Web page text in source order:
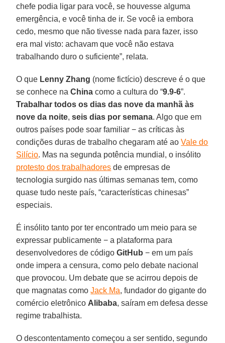
chefe podia ligar para você, se houvesse alguma
emergência, e você tinha de ir. Se você ia embora
cedo, mesmo que não tivesse nada para fazer, isso
era mal visto: achavam que você não estava
trabalhando duro o suficiente”, relata.
O que Lenny Zhang (nome fictício) descreve é o que
se conhece naChina como a cultura do “9.9-6”.
Trabalhar todos os dias das nove da manhã às
nove da noite,seis dias por semana. Algo que em
outros países pode soar familiar − as críticas às
condições duras de trabalho chegaram até aoVale do
Silício. Mas na segunda potência mundial, o insólito
protesto dos trabalhadores de empresas de
tecnologia surgido nas últimas semanas tem, como
quase tudo neste país, “características chinesas”
especiais.
É insólito tanto por ter encontrado um meio para se
expressar publicamente − a plataforma para
desenvolvedores de códigoGitHub − em um país
onde impera a censura, como pelo debate nacional
que provocou. Um debate que se acirrou depois de
que magnatas comoJack Ma, fundador do gigante do
comércio eletrônico Alibaba, saíram em defesa desse
regime trabalhista.
O descontentamento começou a ser sentido, segundo